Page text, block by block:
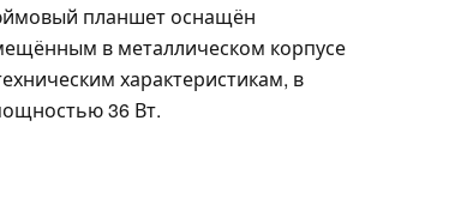
планшет оснащён
в металлическом корпусе
характеристикам, в
36 Вт.